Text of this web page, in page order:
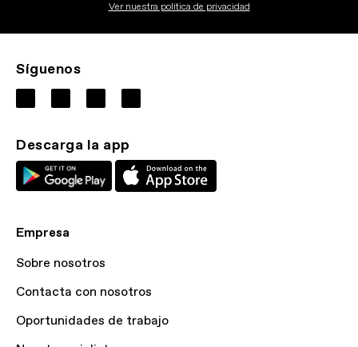
Ver nuestra politica de privacidad
Síguenos
Descarga la app
Empresa
Sobre nosotros
Contacta con nosotros
Oportunidades de trabajo